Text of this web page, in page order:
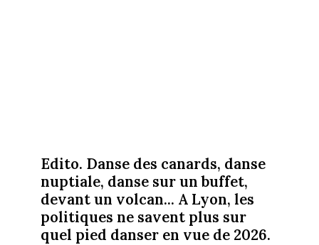
Edito. Danse des canards, danse
nuptiale, danse sur un buffet,
devant un volcan... A Lyon, les
politiques ne savent plus sur
quel pied danser en vue de 2026.